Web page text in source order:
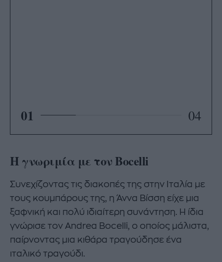
01 04
Η γνωριμία με τον Bocelli
Συνεχίζοντας τις διακοπές της στην Ιταλία με
τους κουμπάρους της, η Άννα Βίσση είχε μια
ξαφνική και πολύ ιδιαίτερη συνάντηση. Η ίδια
γνώρισε τον Andrea Bocelli, ο οποίος μάλιστα,
παίρνοντας μια κιθάρα τραγούδησε ένα
ιταλικό τραγούδι.